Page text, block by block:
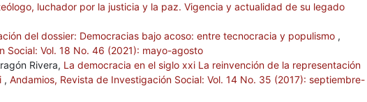
luchador por la justicia y la paz. Vigencia y actualidad de su legado
del dossier: Democracias bajo acoso: entre tecnocracia y populismo ,
Social: Vol. 18 No. 46 (2021): mayo-agosto
Rivera, La democracia en el siglo xxi La reinvención de la representación
, Andamios, Revista de Investigación Social: Vol. 14 No. 35 (2017): septiembre-